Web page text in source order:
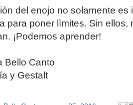
del enojo no solamente es
para poner lìmites. Sin ellos,
¡Podemos aprender!
Bello Canto
y Gestalt